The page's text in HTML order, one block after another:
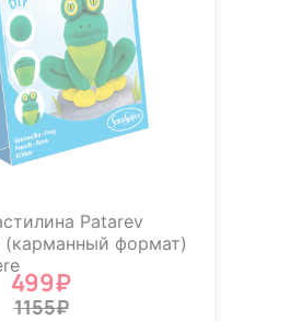
Patarev
(карманный формат)
499₽
1155₽